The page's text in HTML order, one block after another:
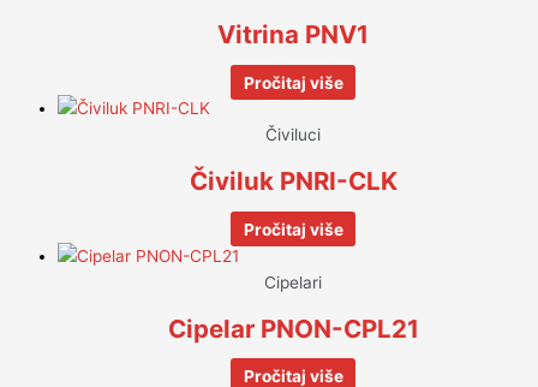
Vitrina PNV1
Pročitaj više
Čiviluci
Čiviluk PNRI-CLK
Pročitaj više
Cipelari
Cipelar PNON-CPL21
Pročitaj više